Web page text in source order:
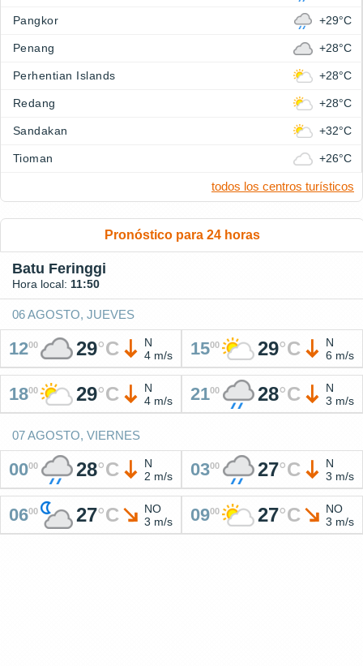
Pangkor +29°C
Penang +28°C
Perhentian Islands +28°C
Redang +28°C
Sandakan +32°C
Tioman +26°C
todos los centros turísticos
Pronóstico para 24 horas
Batu Feringgi
Hora local: 11:50
06 AGOSTO, JUEVES
1200 29°C
N
4 m/s
1500 29°C
N
6 m/s
1800 29°C
N
4 m/s
2100 28°C
N
3 m/s
07 AGOSTO, VIERNES
0000 28°C
N
2 m/s
0300 27°C
N
3 m/s
0600 27°C
NO
3 m/s
0900 27°C
NO
3 m/s